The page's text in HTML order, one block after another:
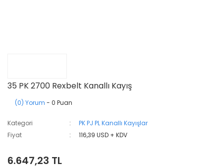
35 PK 2700 Rexbelt Kanallı Kayış
(0) Yorum - 0 Puan
Kategori
PK PJ PL Kanallı Kayışlar
Fiyat
116,39 USD + KDV
6.647,23 TL